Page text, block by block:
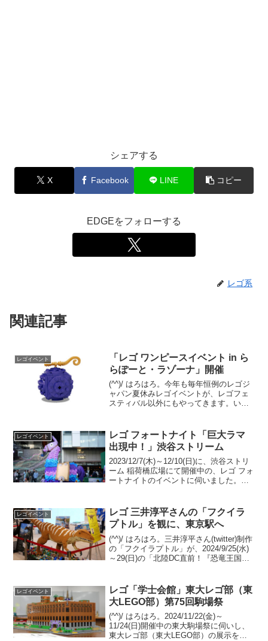
シェアする
X Facebook LINE コピー
EDGEをフォローする
レゴ系
関連記事
レゴイベント
「レゴ ワンピースイベント in ら
らぽーと・ラゾーナ」開催
(^^)/ はろはろ。今年も毎年恒例のレゴジ
ャパン夏休みレゴイベントが、レゴフェ
スティバル以外にもやってきます。いつ
化したイベント。三井ショッピングパー
ク 「レゴ ワ...
レゴイベント
レゴ フォートナイト「巨大ラマ
出現中！」渋谷ストリーム
2023/12/7(木)～12/10(日)に、渋谷ストリ
ーム 稲荷橋広場にて開催中の、レゴ フォ
ートナイトのイベントに伺いました。朝
い列んでいて、スタ...
レゴイベント
レゴ 三井淳平さんの「フクイラ
プトル」を観に、東京駅へ
(^^)/ はろはろ。三井淳平さん(twitter)制作
の「フクイラプトル」が、2024/9/25(水)
～29(日)の「北陸DC直前！『恐竜王国福
伺いました。通...
レゴイベント
レゴ「学士会館」東大レゴ部（東
大LEGO部）第75回駒場祭
(^^)/ はろはろ。2024/11/22(金)～
11/24(日)開催中の東大駒場祭に伺いし、
東大レゴ部（東大LEGO部）の展示を観